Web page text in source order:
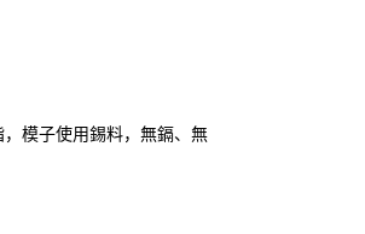
兆丰国际商业银行
彰化商业银行
模子使用錫料，無鎘、無